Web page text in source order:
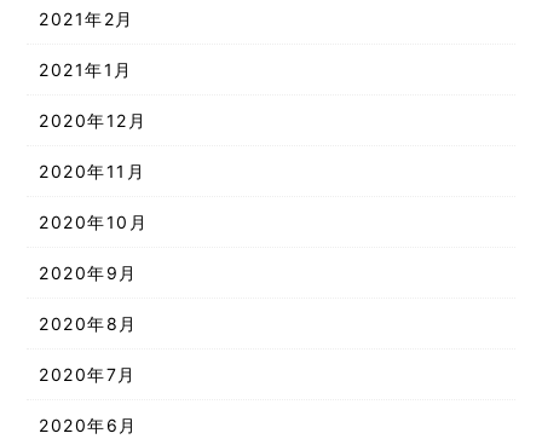
2021年2月
2021年1月
2020年12月
2020年11月
2020年10月
2020年9月
2020年8月
2020年7月
2020年6月